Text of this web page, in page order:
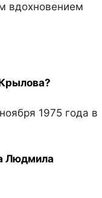
вдохновением
1975 года в
Людмила